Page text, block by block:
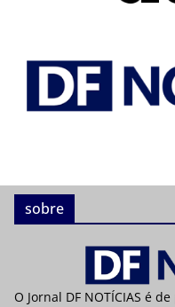
sobre
O Jornal DF NOTÍCIAS é